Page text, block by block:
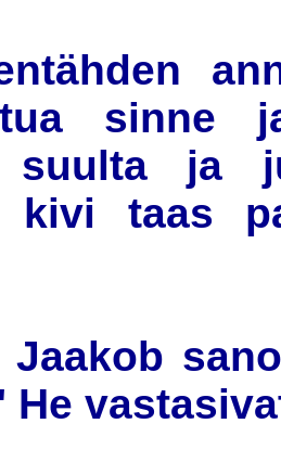
sinne
suulta ja
kivi taas
Jaakob
He